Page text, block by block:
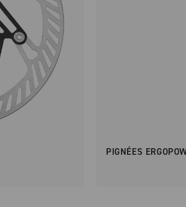
PIGNÉES